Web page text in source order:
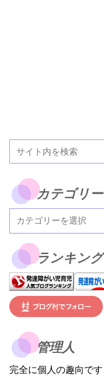
カテゴリー
ランキン
管理人
完全に個人の趣向です